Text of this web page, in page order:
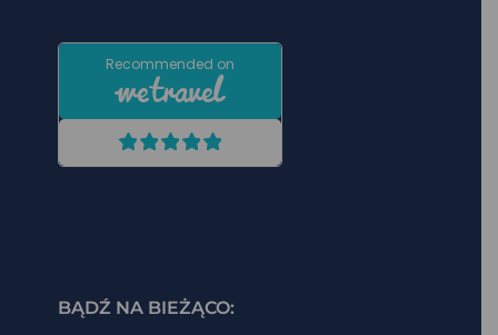
BĄDŹ NA BIEŻĄCO: